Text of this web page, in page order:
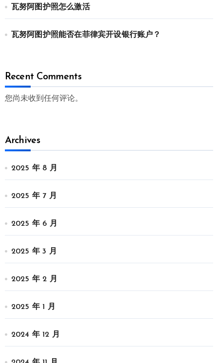
瓦努阿图护照怎么激活
瓦努阿图护照能否在菲律宾开设银行账户？
Recent Comments
您尚未收到任何评论。
Archives
2025 年 8 月
2025 年 7 月
2025 年 6 月
2025 年 3 月
2025 年 2 月
2025 年 1 月
2024 年 12 月